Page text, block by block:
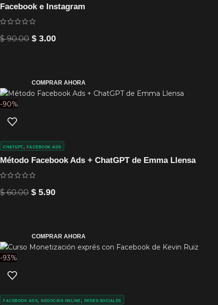
Facebook e Instagram
$90.00 $ 3.00
COMPRAR AHORA
-90%
Método Facebook Ads + ChatGPT de Emma Llensa
CHATGPT , FACEBOOK ADS
$60.00 $ 5.90
COMPRAR AHORA
-93%
FACEBOOK ADS, NEGOCIOS ONLINE , REDES SOCIALES